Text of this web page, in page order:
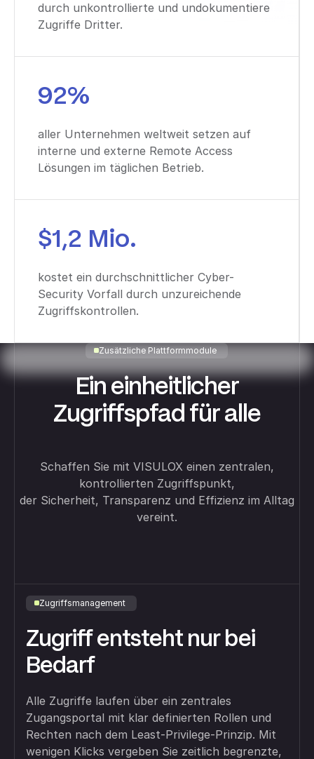
durch unkontrollierte und undokumentiere
Zugriffe Dritter.
92%
aller Unternehmen weltweit setzen auf
interne und externe Remote Access
Lösungen im täglichen Betrieb.
$1,2 Mio.
kostet ein durchschnittlicher Cyber-
Security Vorfall durch unzureichende
Zugriffskontrollen.
Zusätzliche Plattformmodule
Ein einheitlicher
Zugriffspfad für alle
Schaffen Sie mit VISULOX einen zentralen,
kontrollierten Zugriffspunkt,
der Sicherheit, Transparenz und Effizienz im Alltag
vereint.
Zugriffsmanagement
Zugriff entsteht nur bei
Bedarf
Alle Zugriffe laufen über ein zentrales
Zugangsportal mit klar definierten Rollen und
Rechten nach dem Least-Privilege-Prinzip. Mit
wenigen Klicks vergeben Sie zeitlich begrenzte,